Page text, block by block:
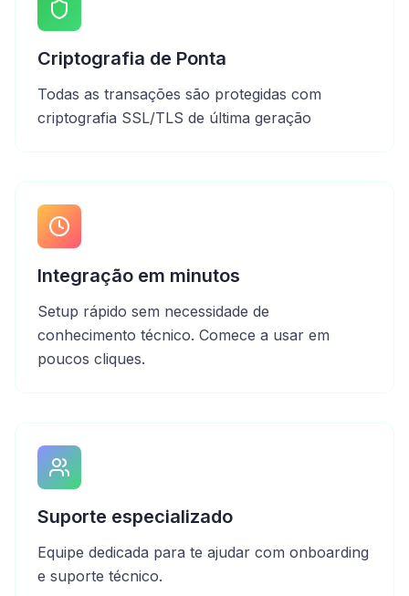
Criptografia de Ponta
Todas as transações são protegidas com
criptografia SSL/TLS de última geração
Integração em minutos
Setup rápido sem necessidade de
conhecimento técnico. Comece a usar em
poucos cliques.
Suporte especializado
Equipe dedicada para te ajudar com onboarding
e suporte técnico.